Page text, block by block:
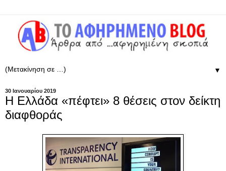
▼
30 Ιανουαρίου 2019
Η Ελλάδα «πέφτει» 8 θέσεις στον δείκτη
διαφθοράς